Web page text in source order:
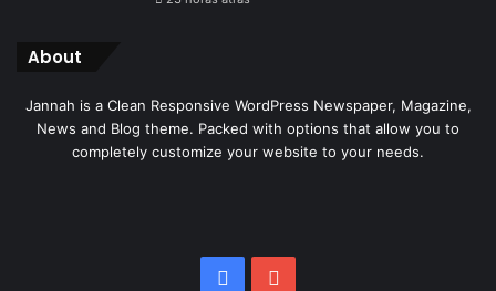
About
Jannah is a Clean Responsive WordPress Newspaper, Magazine,
News and Blog theme. Packed with options that allow you to
completely customize your website to your needs.
Facebook